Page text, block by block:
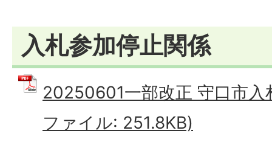
入札参加停止関係
20250601一部改正 守口市入
ファイル: 251.8KB)